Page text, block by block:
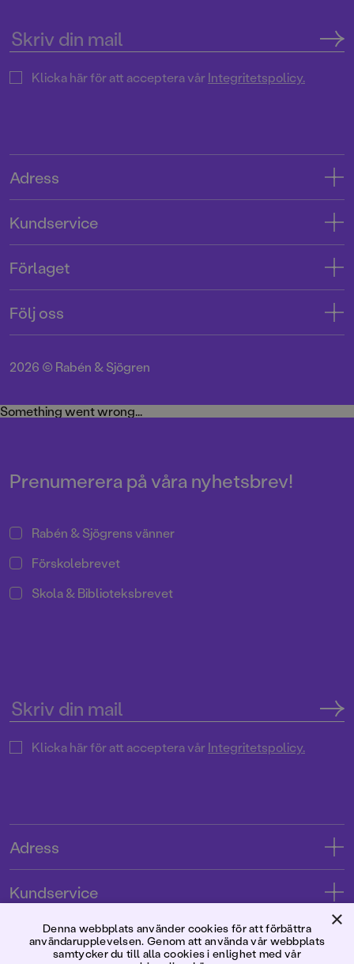
Klicka här för att acceptera vårIntegritetspolicy.
Adress
Tryckerigatan 4
103 12 Stockholm
Org.nr: 556045-7748
Kundservice
Användarvillkor intressenter
Integritetspolicy
Cookie Policy
Förlaget
Miljö och hållbarhet
Följ oss
Instagram
Twitter
2026 © Rabén & Sjögren
Something went wrong...
Prenumerera på våra nyhetsbrev!
Rabén & Sjögrens vänner
Förskolebrevet
Skola & Biblioteksbrevet
Klicka här för att acceptera vårIntegritetspolicy.
Adress
Tryckerigatan 4
Kundservice
Kontakta oss
Kundservice
Förlaget
×
Denna webbplats använder cookies för att förbättra
användarupplevelsen. Genom att använda vår webbplats
samtycker du till alla cookies i enlighet med vår